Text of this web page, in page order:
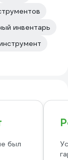
инвентарь
был